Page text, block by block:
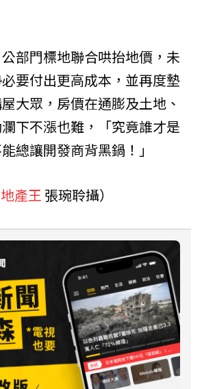
部門標地聯合哄抬地價，未
要付出更高成本，並再度墊
大眾，房價在通膨及土地、
下不漲也難，「究竟誰才是
總讓開發商背黑鍋！」
產王 張琬聆攝）